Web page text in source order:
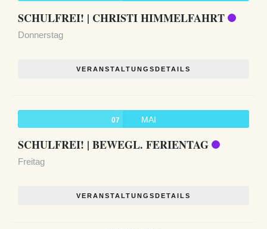
SCHULFREI! | CHRISTI HIMMELFAHRT
Donnerstag
VERANSTALTUNGSDETAILS
07 MAI
SCHULFREI! | BEWEGL. FERIENTAG
Freitag
VERANSTALTUNGSDETAILS